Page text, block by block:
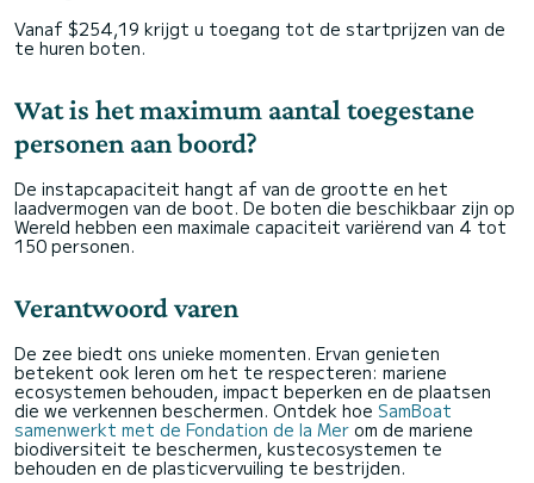
Vanaf $254,19 krijgt u toegang tot de startprijzen van de
te huren boten.
Wat is het maximum aantal toegestane
personen aan boord?
De instapcapaciteit hangt af van de grootte en het
laadvermogen van de boot. De boten die beschikbaar zijn op
Wereld hebben een maximale capaciteit variërend van 4 tot
150 personen.
Verantwoord varen
De zee biedt ons unieke momenten. Ervan genieten
betekent ook leren om het te respecteren: mariene
ecosystemen behouden, impact beperken en de plaatsen
die we verkennen beschermen. Ontdek hoe SamBoat
samenwerkt met de Fondation de la Mer om de mariene
biodiversiteit te beschermen, kustecosystemen te
behouden en de plasticvervuiling te bestrijden.